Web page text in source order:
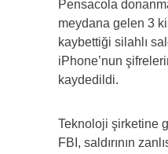
Pensacola
meydana gelen 3
kaybettiği silahlı
iPhone’nun
kaydedildi.
Teknoloji şirketine
FBI, saldırının